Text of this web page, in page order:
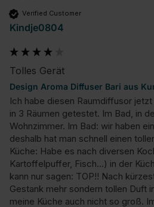
Verified Customer
Kindje0804
Tolles Gerät
Design Aroma Diffuser Bari aus
Ich habe diesen Raumdiffusor
in 3 Räumen getestet. Im Bad, in
Wohnzimmer. Im Bad: wir haben
deshalb hat man schnell einen
Küche: Habe es nach diversen
Kartoffelpuffer, Fisch...) in der
kann nur sagen: TOP!! Nach
Gestank mehr sondern tollen Duft
meine Küche auch nicht so groß.